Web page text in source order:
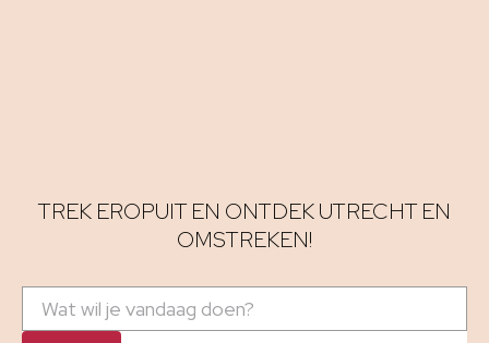
TREK EROPUIT EN ONTDEK UTRECHT EN
OMSTREKEN!